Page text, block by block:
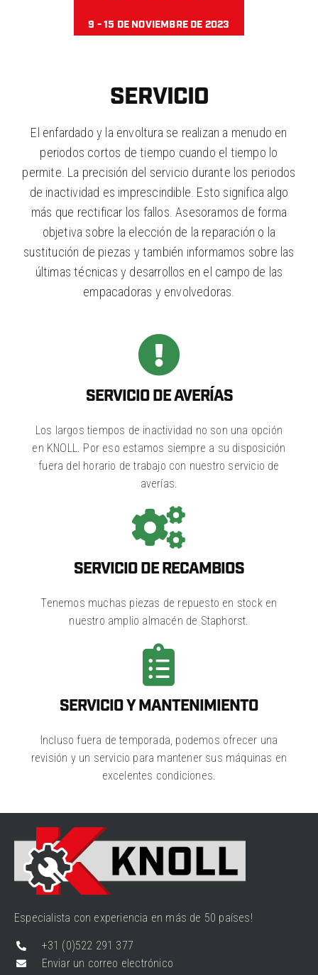
9 - 15 DE NOVIEMBRE DE 2023
Agritechnica es la mayor feria mundial
de 2.800 expositores de más de 50
países y atrae a más de 450.000
visitantes de todo el mundo. Es el
lugar al que acudir en busca de
innovaciones, maquinaria y soluciones
sostenibles para el sector agrícola.
SERVICIO
El enfardado y la envoltura se realizan a menudo en
periodos cortos de tiempo cuando el tiempo lo
permite. La precisión del servicio durante los periodos
de inactividad es imprescindible. Esto significa algo
más que rectificar los fallos. Asesoramos de forma
objetiva sobre la elección de la reparación o la
sustitución de piezas y también informamos sobre las
últimas técnicas y desarrollos en el campo de las
empacadoras y envolvedoras.
SERVICIO DE AVERÍAS
Los largos tiempos de inactividad no son una opción
en KNOLL. Por eso estamos siempre a su disposición
fuera del horario de trabajo con nuestro servicio de
averías.
SERVICIO DE RECAMBIOS
Tenemos muchas piezas de repuesto en stock en
nuestro amplio almacén de Staphorst.
SERVICIO Y MANTENIMIENTO
Incluso fuera de temporada, podemos ofrecer una
revisión y un servicio para mantener sus máquinas en
excelentes condiciones.
Especialista con experiencia en más de 50 países!
+31 (0)522 291 377
Enviar un correo electrónico